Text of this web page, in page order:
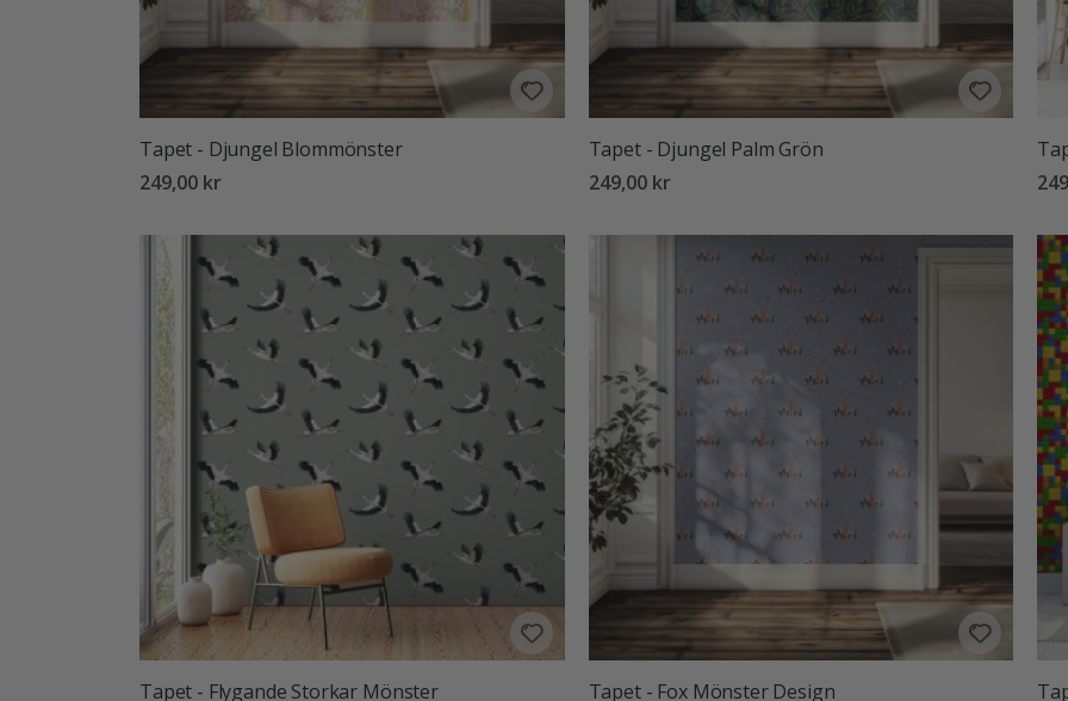
Tapet - Djungel Blommönster
249,00 kr
Tapet - Djungel Palm Grön
249,00 kr
Tapet - Flygande Storkar Mönster Tapet - Fox Mönster Design